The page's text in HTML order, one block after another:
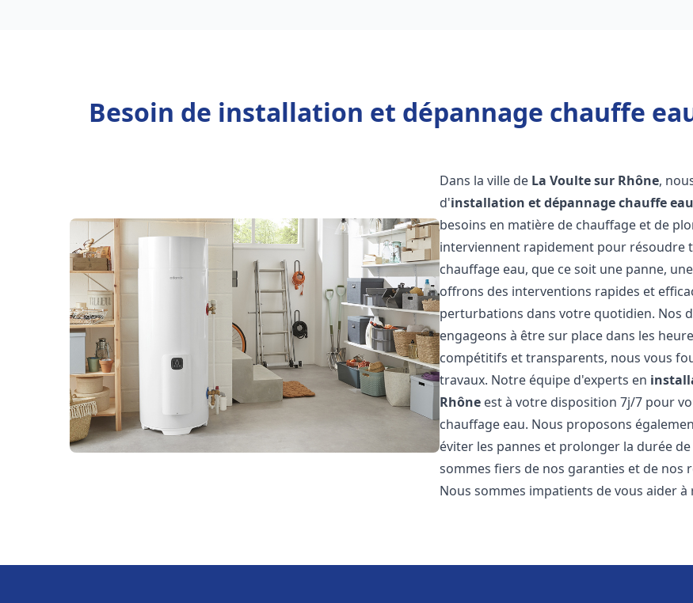
Besoin de installation et dépannage chauffe
Dans la ville de La Voulte sur Rhône,
d'installation et dépannage chauffe eau
besoins en matière de chauffage et de
interviennent rapidement pour résoudre
chauffage eau, que ce soit une panne,
offrons des interventions rapides et
perturbations dans votre quotidien. Nos
engageons à être sur place dans les
compétitifs et transparents, nous vous
travaux. Notre équipe d'experts en
Rhône est à votre disposition 7j/7 pour
chauffage eau. Nous proposons
éviter les pannes et prolonger la durée
sommes fiers de nos garanties et de
Nous sommes impatients de vous aider à